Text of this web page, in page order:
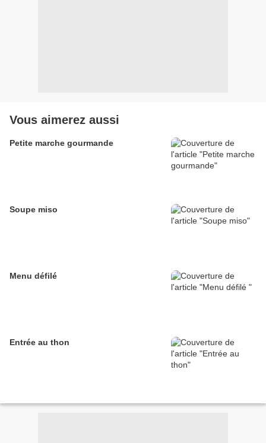
Vous aimerez aussi
Petite marche gourmande
Soupe miso
Menu défilé
Entrée au thon